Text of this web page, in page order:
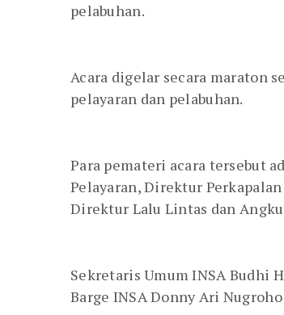
pelabuhan.
Acara digelar secara maraton
pelayaran dan pelabuhan.
Para pemateri acara tersebut
Pelayaran, Direktur
Direktur Lalu Lintas dan
Sekretaris Umum INSA Budhi
Barge INSA Donny Ari